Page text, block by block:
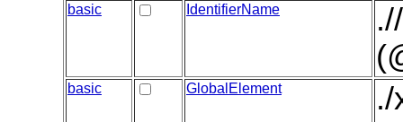
basic IdentifierName
basic GlobalElement